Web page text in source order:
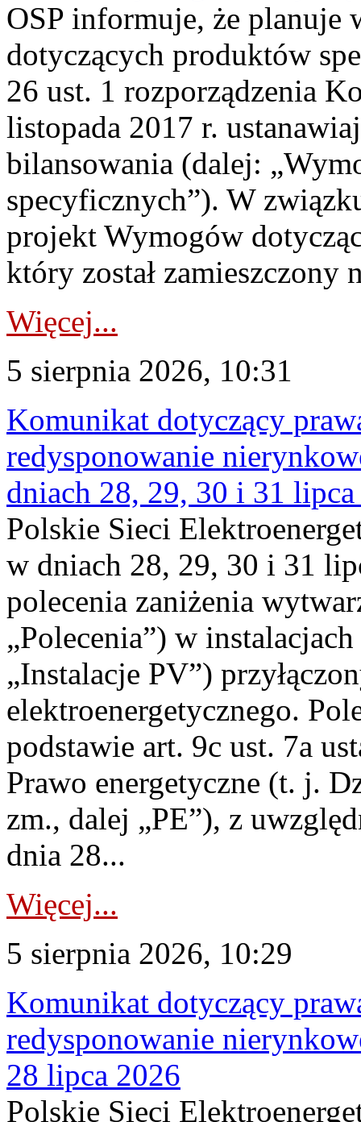
OSP informuje, że planuje
dotyczących produktów
26 ust. 1 rozporządzenia
listopada 2017 r.
bilansowania (dalej:
specyficznych”). W
projekt Wymogów
który został zamieszczony
Więcej...
5 sierpnia 2026, 10:31
Komunikat dotyczący
redysponowanie
dniach 28, 29, 30 i 31
Polskie Sieci
w dniach 28, 29, 30 i 31
polecenia zaniżenia
„Polecenia”) w
„Instalacje PV”)
elektroenergetycznego.
podstawie art. 9c ust. 7a
Prawo energetyczne (t. j.
zm., dalej „PE”), z
dnia 28...
Więcej...
5 sierpnia 2026, 10:29
Komunikat dotyczący
redysponowanie
28 lipca 2026
Polskie Sieci